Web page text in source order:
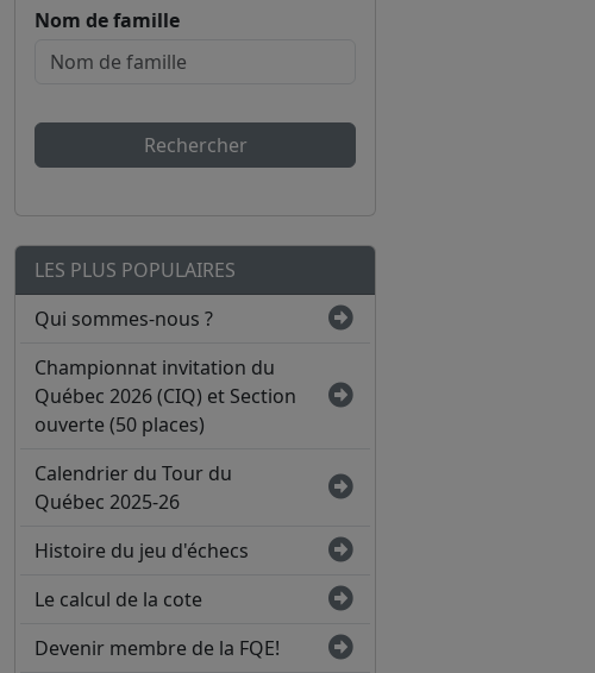
Nom de famille
Rechercher
LES PLUS POPULAIRES
Qui sommes-nous ?
Championnat invitation du
Québec 2026 (CIQ) et Section
ouverte (50 places)
Calendrier du Tour du
Québec 2025-26
Histoire du jeu d'échecs
Le calcul de la cote
Devenir membre de la FQE!